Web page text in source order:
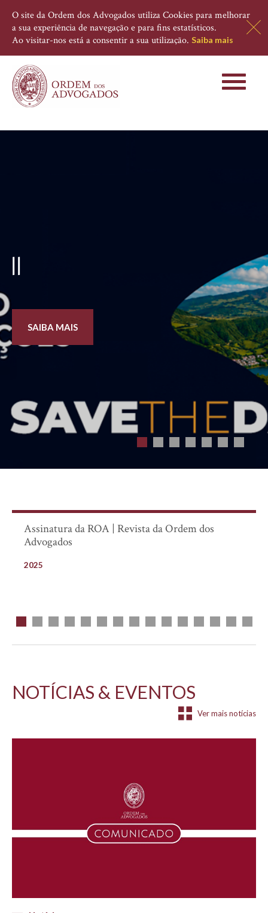
O site da Ordem dos Advogados utiliza Cookies para melhorar
a sua experiência de navegação e para fins estatísticos.
Ao visitar-nos está a consentir a sua utilização. Saiba mais
Toggle
||
SAIBA MAIS
Assinatura da ROA | Revista da Ordem dos
Advogados
2025
NOTÍCIAS & EVENTOS
Ver mais notícias